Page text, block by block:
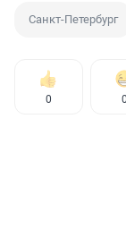
Санкт-Петербург
0 0